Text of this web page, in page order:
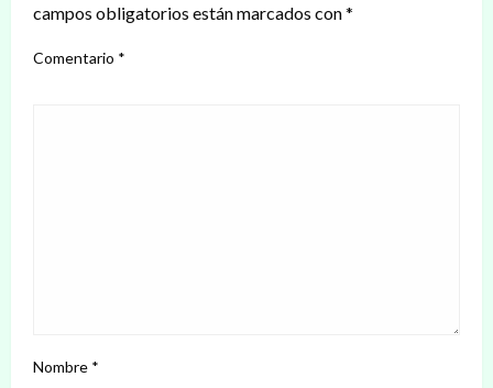
campos obligatorios están marcados con*
Comentario *
Nombre *